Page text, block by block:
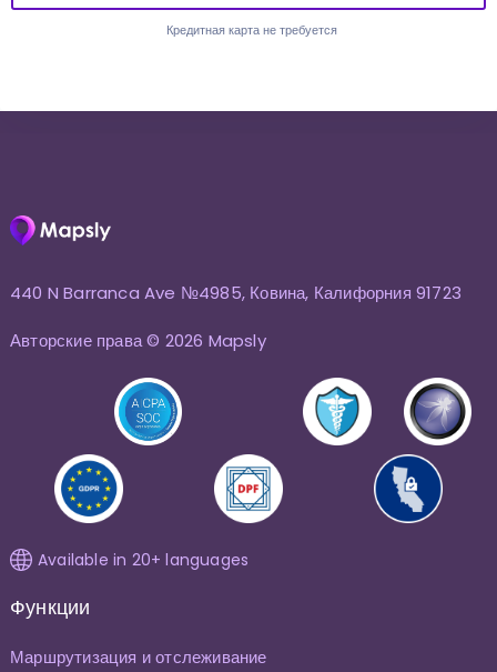
Кредитная карта не требуется
440 N Barranca Ave №4985, Ковина, Калифорния 91723
Авторские права © 2026 Mapsly
Available in 20+ languages
Функции
Маршрутизация и отслеживание